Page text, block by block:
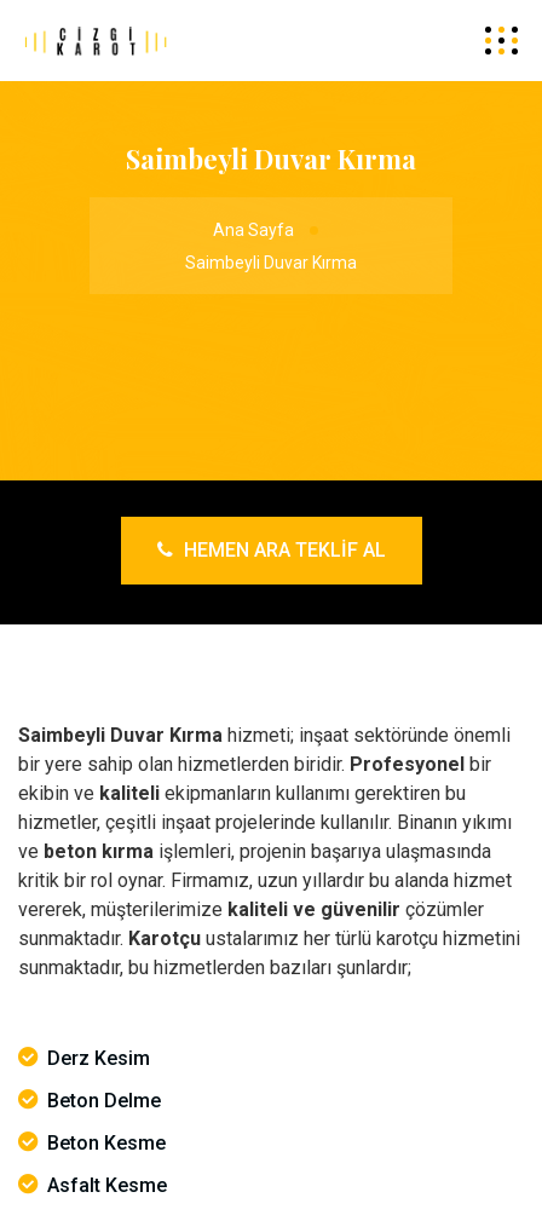
Saimbeyli Duvar Kırma
Ana Sayfa
Saimbeyli Duvar Kırma
HEMEN ARA TEKLIF AL
Saimbeyli Duvar Kırma hizmeti; inşaat sektöründe önemli
bir yere sahip olan hizmetlerden biridir. Profesyonel bir
ekibin ve kaliteli ekipmanların kullanımı gerektiren bu
hizmetler, çeşitli inşaat projelerinde kullanılır. Binanın yıkımı
ve beton kırma işlemleri, projenin başarıya ulaşmasında
kritik bir rol oynar. Firmamız, uzun yıllardır bu alanda hizmet
vererek, müşterilerimize kaliteli ve güvenilir çözümler
sunmaktadır. Karotçu ustalarımız her türlü karotçu hizmetini
sunmaktadır, bu hizmetlerden bazıları şunlardır;
Derz Kesim
Beton Delme
Beton Kesme
Asfalt Kesme